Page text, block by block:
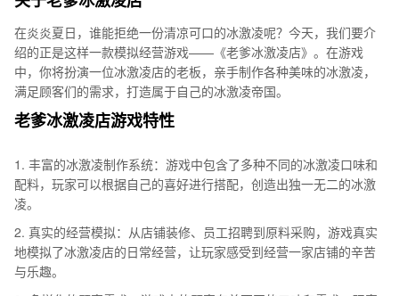
在炎炎夏日，谁能拒绝一份清凉可口的冰激凌呢？今天，我们要介
绍的正是这样一款模拟经营游戏——《老爹冰激凌店》。在游戏
中，你将扮演一位冰激凌店的老板，亲手制作各种美味的冰激凌，
满足顾客们的需求，打造属于自己的冰激凌帝国。
老爹冰激凌店游戏特性
1. 丰富的冰激凌制作系统：游戏中包含了多种不同的冰激凌口味和
配料，玩家可以根据自己的喜好进行搭配，创造出独一无二的冰激
凌。
2. 真实的经营模拟：从店铺装修、员工招聘到原料采购，游戏真实
地模拟了冰激凌店的日常经营，让玩家感受到经营一家店铺的辛苦
与乐趣。